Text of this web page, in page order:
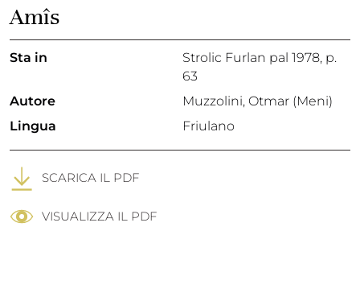
Amîs
Sta in Strolic Furlan pal 1978, p.
63
Autore
Muzzolini, Otmar (Meni)
Lingua
Friulano
SCARICA IL PDF
VISUALIZZA IL PDF